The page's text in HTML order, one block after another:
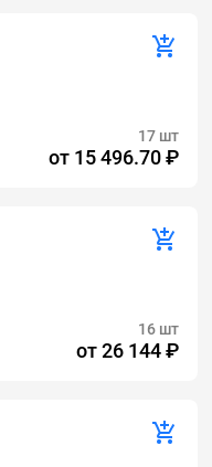
17 шт
от 15 496.70 ₽
16 шт
от26 144 ₽